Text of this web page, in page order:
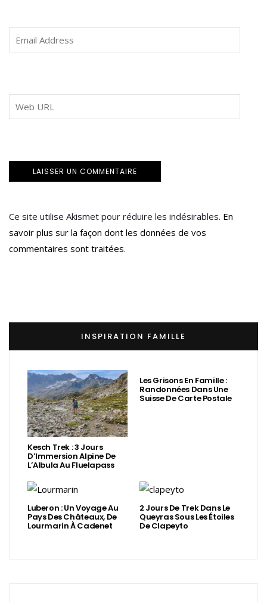
Ce site utilise Akismet pour réduire les indésirables. En
savoir plus sur la façon dont les données de vos
commentaires sont traitées.
INSPIRATION FAMILLE
Kesch Trek : 3 Jours
D’Immersion Alpine De
L’Albula Au Fluelapass
Les Grisons En Famille :
Randonnées Dans Une
Suisse De Carte Postale
Luberon : Un Voyage Au
Pays Des Châteaux, De
Lourmarin À Cadenet
2 Jours De Trek Dans Le
Queyras Sous Les Étoiles
De Clapeyto